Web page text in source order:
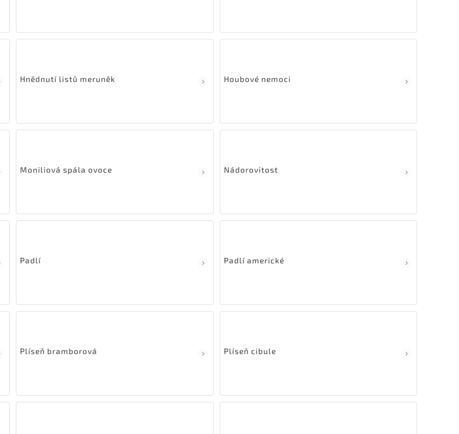
Hnědnutí listů meruněk Houbové nemoci
Moniliová spála ovoce Nádorovitost
Padlí Padlí americké
Plíseň bramborová Plíseň cibule